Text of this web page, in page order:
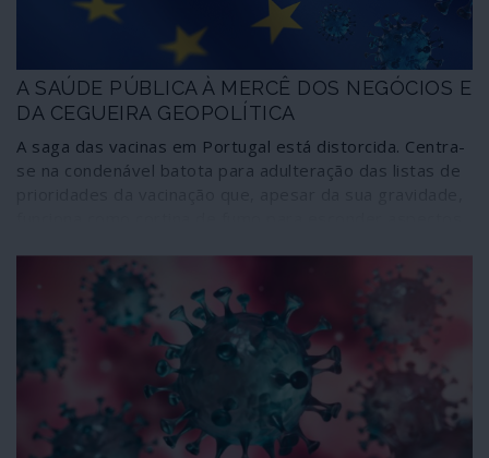
A SAÚDE PÚBLICA À MERCÊ DOS NEGÓCIOS E
DA CEGUEIRA GEOPOLÍTICA
A saga das vacinas em Portugal está distorcida. Centra-
se na condenável batota para adulteração das listas de
quais é a submissão do governo e a abdicação da
vontade própria perante a inconcebível e corrupta
estratégia de selecção, compra e distribuição conduzida
pela Comissão Europeia. Uma estratégia que se guia
sobretudo pelo lucro e pela secundarização da saúde
pública, desvalorizando e silenciando eventuais riscos
associados.